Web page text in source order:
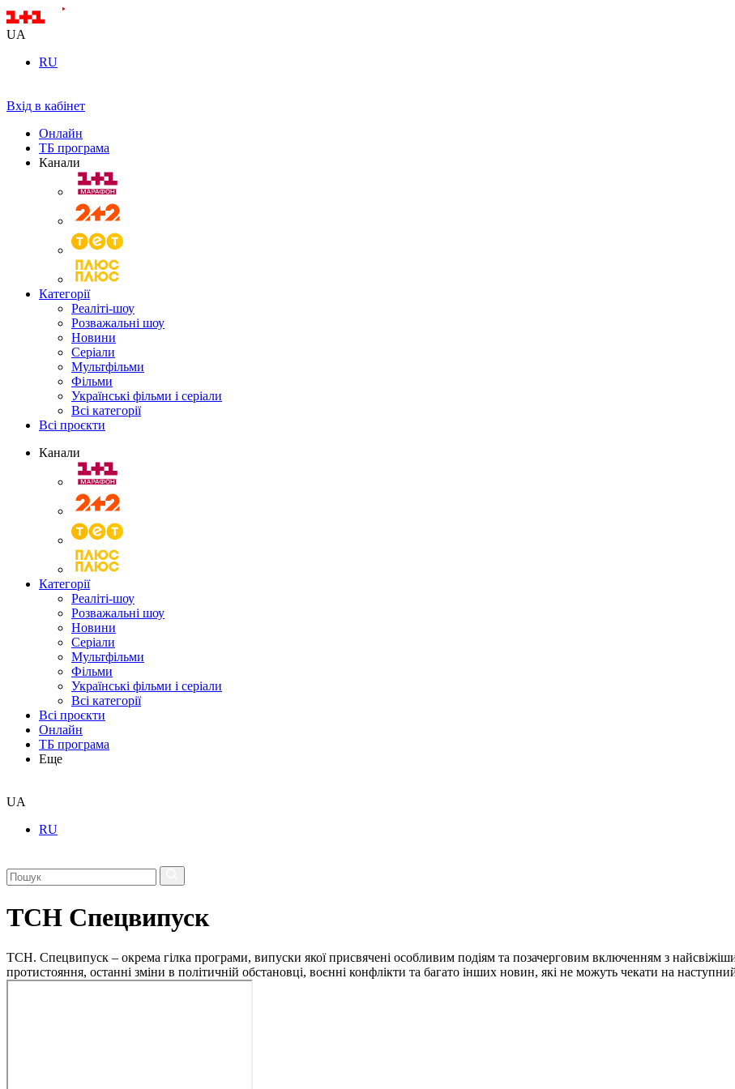
UA
RU
Вхід в кабінет
Онлайн
ТБ програма
Канали
Категорії
Реаліті-шоу
Розважальні шоу
Новини
Серіали
Мультфільми
Фільми
Українські фільми і серіали
Всі категорії
Всі проєкти
Канали
Категорії
Реаліті-шоу
Розважальні шоу
Новини
Серіали
Мультфільми
Фільми
Українські фільми і серіали
Всі категорії
Всі проєкти
Онлайн
ТБ програма
Еще
UA
RU
ТСН Спецвипуск
ТСН. Спецвипуск – окрема гілка програми, випуски якої присвячені особливим подіям та позачерговим включенням з
протистояння, останні зміни в політичній обстановці, воєнні конфлікти та багато інших новин, які не можуть чекати на